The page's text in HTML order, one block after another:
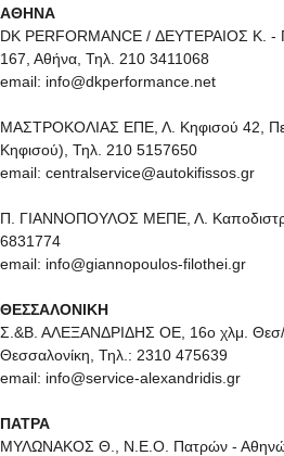
ΑΘΗΝΑ
DK PERFORMANCE / ΔΕΥΤΕΡΑΙΟΣ Κ. -
167, Αθήνα, Τηλ. 210 3411068
email: info@dkperformance.net
ΜΑΣΤΡΟΚΟΛΙΑΣ ΕΠΕ, Λ. Κηφισού 42,
Κηφισού), Τηλ. 210 5157650
email: centralservice@autokifissos.gr
Π. ΓΙΑΝΝΟΠΟΥΛΟΣ ΜΕΠΕ, Λ.
6831774
email: info@giannopoulos-filothei.gr
ΘΕΣΣΑΛΟΝΙΚΗ
Σ.&Β. ΑΛΕΞΑΝΔΡΙΔΗΣ ΟΕ, 16ο χλμ. Θεσ/
Θεσσαλονίκη, Τηλ.: 2310 475639
email: info@service-alexandridis.gr
ΠΑΤΡΑ
ΜΥΛΩΝΑΚΟΣ Θ., Ν.Ε.Ο. Πατρών -